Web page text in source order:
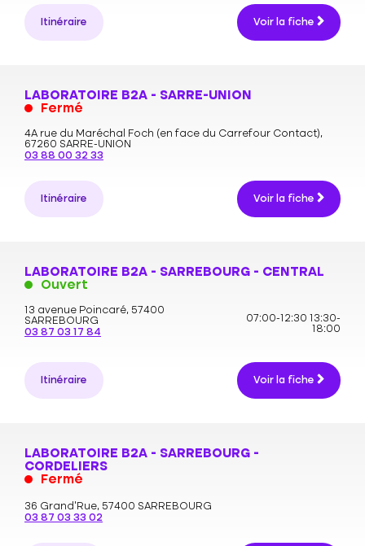
Itinéraire Voir la fiche
LABORATOIRE B2A - SARRE-UNION
Fermé
4A rue du Maréchal Foch (en face du Carrefour Contact),
67260 SARRE-UNION
03 88 00 32 33
Itinéraire Voir la fiche
LABORATOIRE B2A - SARREBOURG - CENTRAL
Ouvert
13 avenue Poincaré, 57400
SARREBOURG
03 87 03 17 84
07:00-12:30
13:30-
18:00
Itinéraire Voir la fiche
LABORATOIRE B2A - SARREBOURG -
CORDELIERS
Fermé
36 Grand’Rue, 57400 SARREBOURG
03 87 03 33 02